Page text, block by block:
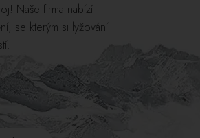
Naše firma nabízí
se kterým si lyžování